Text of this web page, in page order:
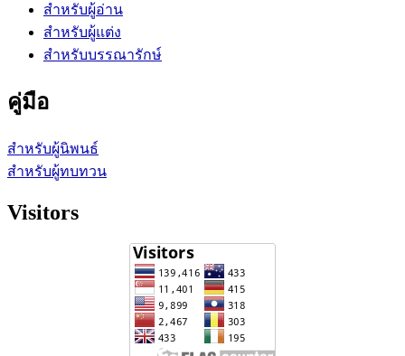
สำหรับผู้อ่าน
สำหรับผู้แต่ง
สำหรับบรรณารักษ์
คู่มือ
สำหรับผู้นิพนธ์
สำหรับผู้ทบทวน
Visitors